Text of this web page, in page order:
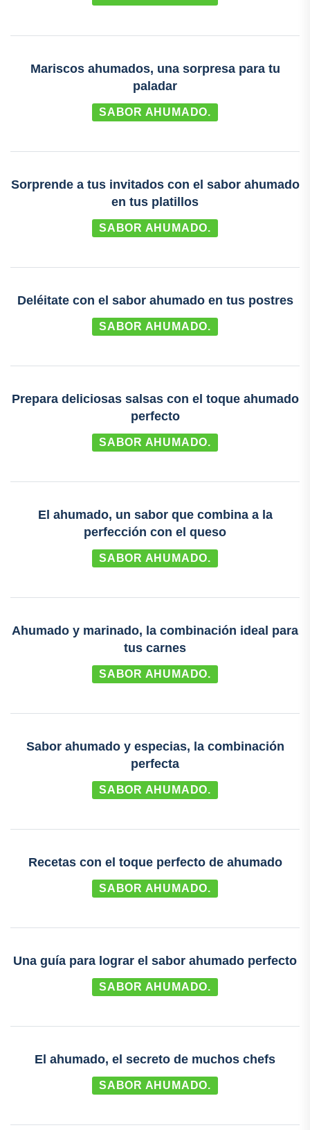
Mariscos ahumados, una sorpresa para tu
paladar
SABOR AHUMADO.
Sorprende a tus invitados con el sabor ahumado
en tus platillos
SABOR AHUMADO.
Deléitate con el sabor ahumado en tus postres
SABOR AHUMADO.
Prepara deliciosas salsas con el toque ahumado
perfecto
SABOR AHUMADO.
El ahumado, un sabor que combina a la
perfección con el queso
SABOR AHUMADO.
Ahumado y marinado, la combinación ideal para
tus carnes
SABOR AHUMADO.
Sabor ahumado y especias, la combinación
perfecta
SABOR AHUMADO.
Recetas con el toque perfecto de ahumado
SABOR AHUMADO.
Una guía para lograr el sabor ahumado perfecto
SABOR AHUMADO.
El ahumado, el secreto de muchos chefs
SABOR AHUMADO.